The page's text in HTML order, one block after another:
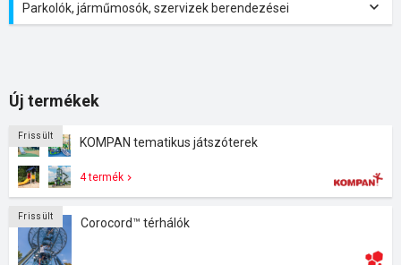
Parkolók, járműmosók, szervizek berendezései
Új termékek
Frissült KOMPAN tematikus játszóterek
4 termék
Frissült Corocord™ térhálók